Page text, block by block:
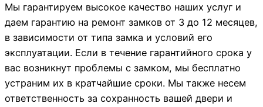
Мы гарантируем высокое качество наших услуг и
даем гарантию на ремонт замков от 3 до 12 месяцев,
в зависимости от типа замка и условий его
эксплуатации. Если в течение гарантийного срока у
вас возникнут проблемы с замком, мы бесплатно
устраним их в кратчайшие сроки. Мы также несем
ответственность за сохранность вашей двери и